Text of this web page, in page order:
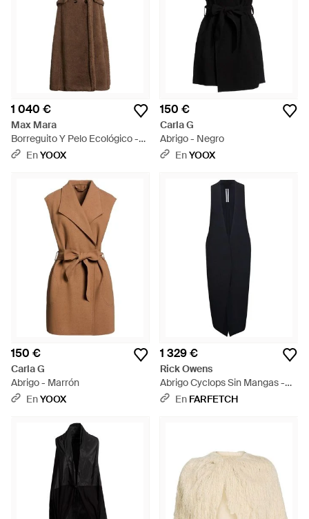
1 040 €
Max Mara
Borreguito Y Pelo Ecológico -
Marrón
EnYOOX
150 €
Carla G
Abrigo - Negro
EnYOOX
150 €
Carla G
Abrigo - Marrón
EnYOOX
1 329 €
Rick Owens
Abrigo Cyclops Sin Mangas -
AzulEn FARFETCH